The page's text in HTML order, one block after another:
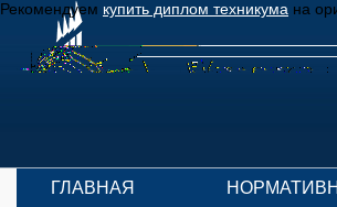
Рекомендуем купить диплом техникума на
ГЛАВНАЯ